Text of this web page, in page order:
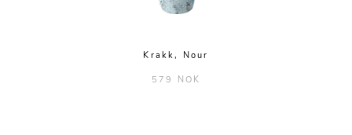
Krakk, Nour
579 NOK